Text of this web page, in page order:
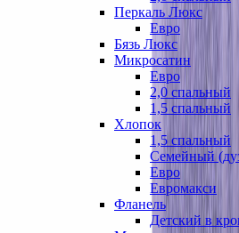
Перкаль Люкс
Евро
Бязь Люкс
Микросатин
Евро
2,0 спальный
1,5 спальный
Хлопок
1,5 спальный
Семейный
Евро
Евромакси
Фланель
Детский в